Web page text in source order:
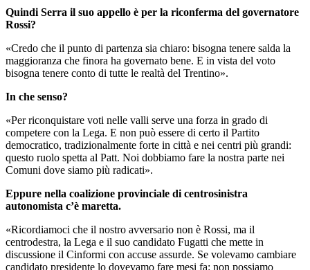
Quindi Serra il suo appello è per la riconferma del governatore
Rossi?
«Credo che il punto di partenza sia chiaro: bisogna tenere salda la
maggioranza che finora ha governato bene. E in vista del voto
bisogna tenere conto di tutte le realtà del Trentino».
In che senso?
«Per riconquistare voti nelle valli serve una forza in grado di
competere con la Lega. E non può essere di certo il Partito
democratico, tradizionalmente forte in città e nei centri più grandi:
questo ruolo spetta al Patt. Noi dobbiamo fare la nostra parte nei
Comuni dove siamo più radicati».
Eppure nella coalizione provinciale di centrosinistra
autonomista c’è maretta.
«Ricordiamoci che il nostro avversario non è Rossi, ma il
centrodestra, la Lega e il suo candidato Fugatti che mette in
discussione il Cinformi con accuse assurde. Se volevamo cambiare
candidato presidente lo dovevamo fare mesi fa: non possiamo